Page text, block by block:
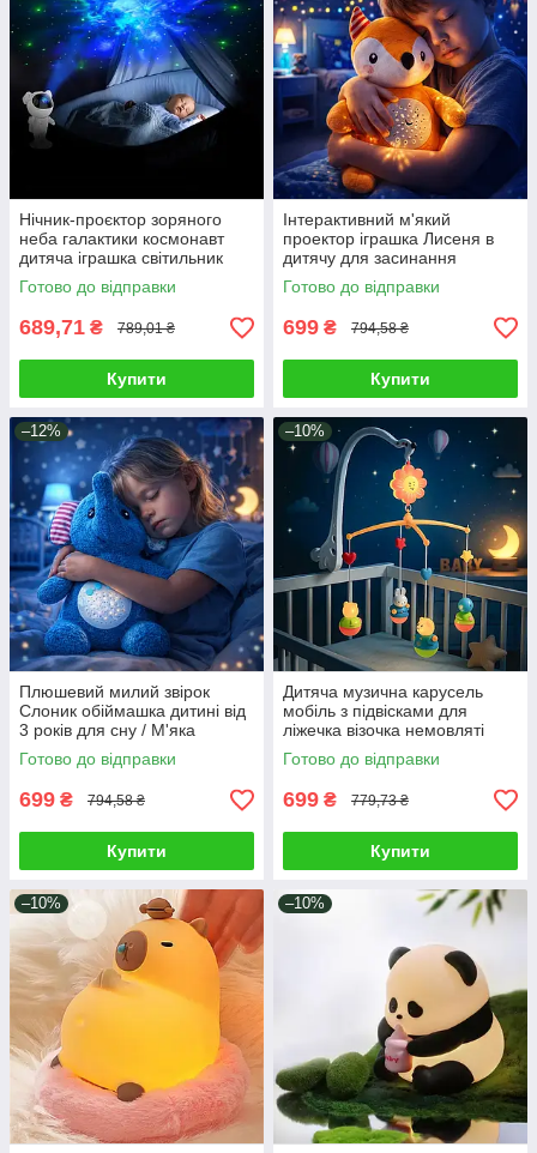
Нічник-проєктор зоряного
неба галактики космонавт
дитяча іграшка світильник
астронавт різні режими пульт
Готово до відправки
689,71 ₴ 789,01 ₴
Купити
Інтерактивний м'який
проектор іграшка Лисеня в
дитячу для засинання
малюка \ Плюшевий друг
мелодії проекція зоряного
Готово до відправки
699 ₴ 794,58 ₴
Купити
–12%
Плюшевий милий звірок
Слоник обіймашка дитині від
3 років для сну / М'яка
іграшка проектор нічник
світло мелодії
Готово до відправки
699 ₴ 794,58 ₴
Купити
–10%
Дитяча музична карусель
мобіль з підвісками для
ліжечка візочка немовляті
Заводна іграшка грає мелодії
Готово до відправки
699 ₴ 779,73 ₴
Купити
–10% –10%